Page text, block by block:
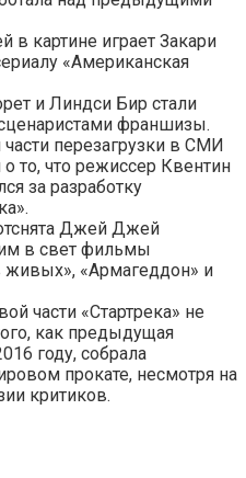
в картине играет Закари
«Американская
и Линдси Бир стали
франшизы.
перезагрузки в СМИ
о то, что режиссер Квентин
за разработку
Джей Джей
в свет фильмы
живых», «Армагеддон» и
части «Стартрека» не
как предыдущая
году, собрала
прокате, несмотря на
критиков.